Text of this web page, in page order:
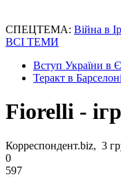
СПЕЦТЕМА: Війна в
ВСІ ТЕМИ
Вступ України в
Теракт в Барселоні
Fiorelli -
Корреспондент.biz, 3
0
597